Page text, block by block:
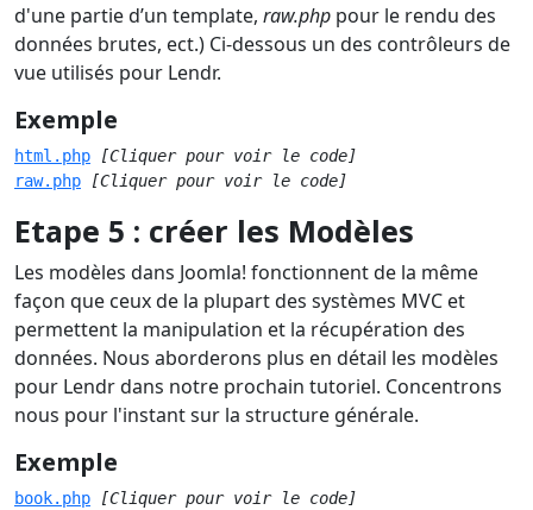
d'une partie d’un template, raw.php pour le rendu des
données brutes, ect.) Ci-dessous un des contrôleurs de
vue utilisés pour Lendr.
Exemple
html.php [Cliquer pour voir le code]
raw.php [Cliquer pour voir le code]
Etape 5 : créer les Modèles
Les modèles dans Joomla! fonctionnent de la même
façon que ceux de la plupart des systèmes MVC et
permettent la manipulation et la récupération des
données. Nous aborderons plus en détail les modèles
pour Lendr dans notre prochain tutoriel. Concentrons
nous pour l'instant sur la structure générale.
Exemple
book.php
[Cliquer pour voir le code]